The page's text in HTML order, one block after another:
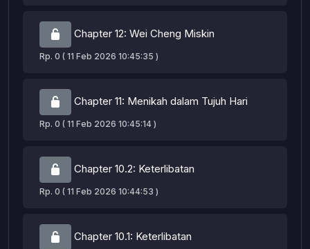
Chapter 12: Wei Cheng Miskin
Rp. 0 ( 11 Feb 2026 10:45:35 )
Chapter 11: Menikah dalam Tujuh Hari
Rp. 0 ( 11 Feb 2026 10:45:14 )
Chapter 10.2: Keterlibatan
Rp. 0 ( 11 Feb 2026 10:44:53 )
Chapter 10.1: Keterlibatan